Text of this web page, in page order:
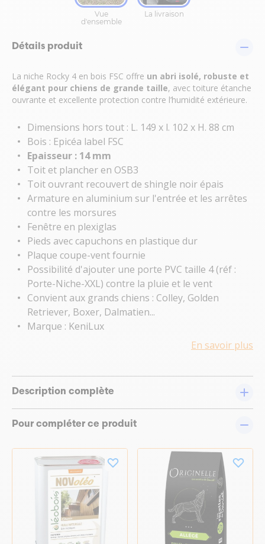
Détails produit
La niche Rocky 4 en bois FSC offre un abri isolé, robuste et
élégant pour chiens de grande taille, avec toiture étanche
ouvrante et excellente protection contre l’humidité extérieure.
Dimensions hors tout : L. 149 x l. 102 x H. 88 cm
Bois : Epicéa label FSC
Epaisseur : 14 mm
Toit et plancher en OSB3
Toit ouvrant recouvert de shingle noir épais
Armature en aluminium sur l'entrée et les arrêtes
contre les morsures
Fenêtre en plexiglas
Pieds avec capuchons en plastique dur
Plaque coupe-vent fournie
Possibilité d'ajouter une porte PVC taille 4 (réf :
Porte-Niche-XXL) contre la pluie et le vent
Convient aux grands chiens : Colley, Golden
Retriever, Boxer, Dalmatien...
Marque : KeniLux
En savoir plus
Description complète
Pour compléter ce produit